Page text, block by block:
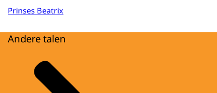
Prinses Beatrix
Andere talen